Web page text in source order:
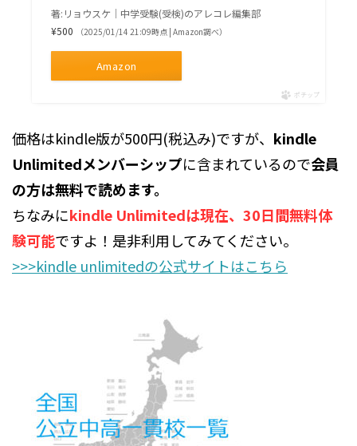
著:リョウスケ｜中学受験(受検)のアレコレ編集部
¥500
（2025/01/14 21:09時点 | Amazon調べ）
Amazon
ポチップ
価格はkindle版が500円(税込み)ですが、 kindle
Unlimitedメンバーシップに含まれているので会員
の方は無料で読めます。
ちなみにkindle Unlimitedは現在、30日間無料体
験可能ですよ！是非利用してみてください。
>>>kindle unlimitedの公式サイトはこちら